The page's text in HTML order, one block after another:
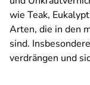
wie Teak,
Arten, die in den
sind.
verdrängen und